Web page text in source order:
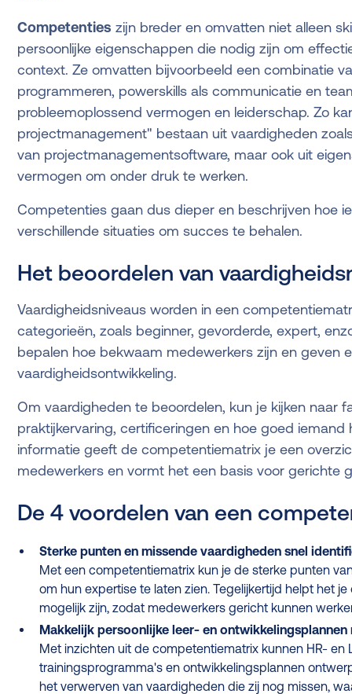
Competenties zijn breder en omvatten niet alleen
persoonlijke eigenschappen die nodig zijn om
context. Ze omvatten bijvoorbeeld een combinatie
programmeren, powerskills als communicatie en
probleemoplossend vermogen en leiderschap. Zo
projectmanagement" bestaan uit vaardigheden
van projectmanagementsoftware, maar ook uit
vermogen om onder druk te werken.
Competenties gaan dus dieper en beschrijven hoe
verschillende situaties om succes te behalen.
Het beoordelen van
Vaardigheidsniveaus worden in een
categorieën, zoals beginner, gevorderde, expert,
bepalen hoe bekwaam medewerkers zijn en geven
vaardigheidsontwikkeling.
Om vaardigheden te beoordelen, kun je kijken naar
praktijkervaring, certificeringen en hoe goed
informatie geeft de competentiematrix je een
medewerkers en vormt het een basis voor gerichte
De 4 voordelen van een
Sterke punten en missende vaardigheden snel
Met een competentiematrix kun je de sterke punten
om hun expertise te laten zien. Tegelijkertijd helpt het
mogelijk zijn, zodat medewerkers gericht kunnen
Makkelijk persoonlijke leer- en ontwikkelingsplannen
Met inzichten uit de competentiematrix kunnen HR-
trainingsprogramma's en ontwikkelingsplannen
het verwerven van vaardigheden die zij nog missen,